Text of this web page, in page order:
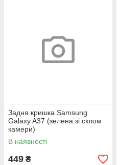
Задня кришка Samsung
Galaxy A37 (зелена зі склом
камери)
В наявності
449 ₴